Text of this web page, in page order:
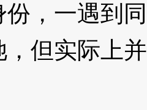
份，一遇到
，但实际上